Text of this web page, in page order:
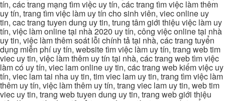
tín, các trang mạng tìm việc uy tín, các trang tìm việc làm thêm
uy tín, trang tìm việc làm uy tín cho sinh viên, viec online uy
tin, cac trang tuyen dung uy tin, trung tâm giới thiệu việc làm uy
tín, việc làm online tại nhà 2020 uy tín, công việc online tại nhà
uy tin, việc làm thêm soát lỗi chính tả tại nhà, các trang tuyển
dụng miễn phí uy tín, website tìm việc làm uy tín, trang web tim
viec uy tin, việc làm thêm uy tín tại nhà, các trang web tìm việc
làm có uy tín, viec lam online uy tin, các trang web kiếm việc uy
tín, viec lam tai nha uy tin, tim viec lam uy tin, trang tìm việc làm
thêm uy tín, việc làm thêm uy tín, trang viec lam uy tin, web tim
viec uy tin, trang web tuyen dung uy tin, trang web giới thiệu